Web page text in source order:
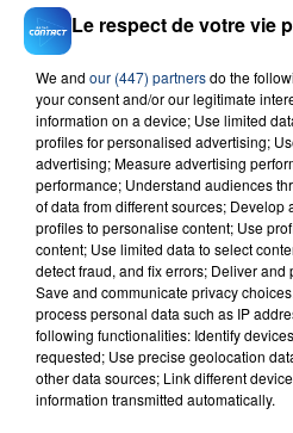
FIL D'ACTU
23 juillet 2026
INCENDIE MORTEL À
SON BÉBÉ ENTRE LA
Un homme s'est immolé
aspergé sa compagne et
d'un liquide inflammable.
Le respect de votre vie
We and our (447) partnersdo the
your consent and/or our legitimate
information on a device; Use limited
profiles for personalised advertising;
advertising; Measure advertising
performance; Understand audiences
of data from different sources; Develop
profiles to personalise content; Use
content; Use limited data to select
detect fraud, and fix errors; Deliver
Save and communicate privacy
process personal data such as IP
following functionalities: Identify
requested; Use precise geolocation
other data sources; Link different
information transmitted automatically.